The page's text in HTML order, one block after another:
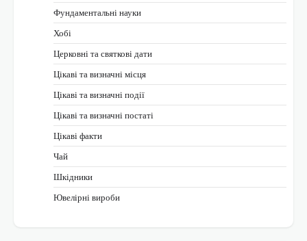
Фундаментальні науки
Хобі
Церковні та святкові дати
Цікаві та визначні місця
Цікаві та визначні події
Цікаві та визначні постаті
Цікаві факти
Чай
Шкідники
Ювелірні вироби